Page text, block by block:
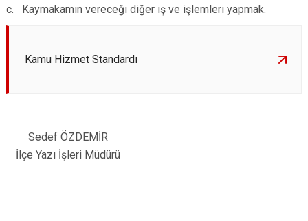
c. Kaymakamın vereceği diğer iş ve işlemleri yapmak.
Kamu Hizmet Standardı
Sedef ÖZDEMİR
İlçe Yazı İşleri Müdürü